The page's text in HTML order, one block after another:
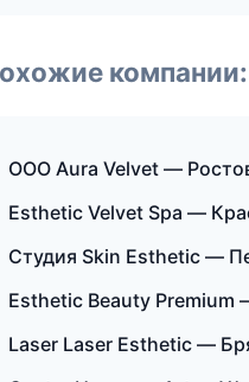
ООО Aura Velvet —
Esthetic Velvet Spa —
Студия Skin Esthetic —
Esthetic Beauty Premium
Laser Laser Esthetic —